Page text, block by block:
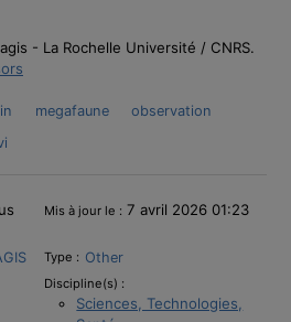
- La Rochelle Université / CNRS.
megafaune
observation
Mis à jour le : 7 avril 2026 01:23
Type : Other
Discipline(s) :
Sciences, Technologies,